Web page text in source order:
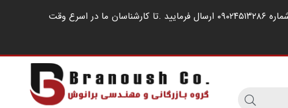
مشتریان گرامی ، در صورت اشغال خطوط کارشناسان فروش ، لطفا درخواست خود را از طریق شبکه های اجتماعی مانند واتساپ به شماره ۰۹۰۲۴۵۱۳۲۸۶ ارسال فرمایید .‌تا کارشناسان ما در اسرع وقت